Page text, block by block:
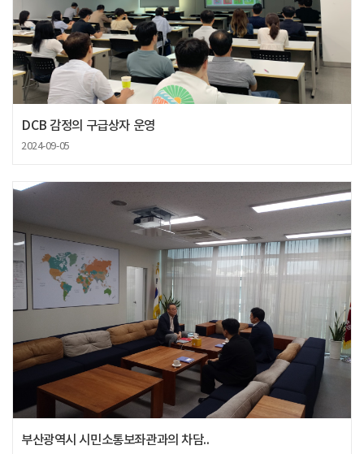
DCB 감정의 구급상자 운영
2024-09-05
부산광역시 시민소통보좌관과의 차담..